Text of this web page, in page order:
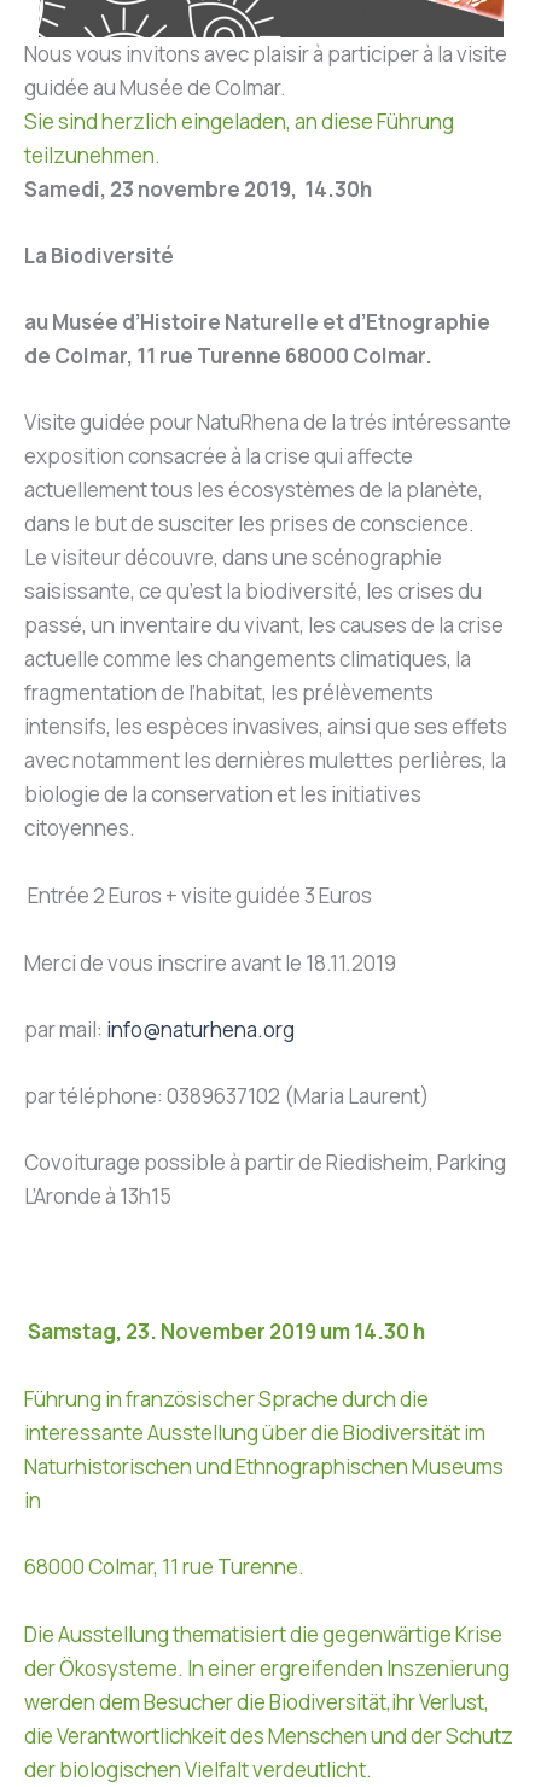
Nous vous invitons avec plaisir à participer à la visite
guidée au Musée de Colmar.
Sie sind herzlich eingeladen, an diese Führung
teilzunehmen.
Samedi, 23 novembre 2019, 14.30h
La Biodiversité
au Musée d’Histoire Naturelle et d’Etnographie
de Colmar, 11 rue Turenne 68000 Colmar.
Visite guidée pour NatuRhena de la trés intéressante
exposition consacrée à la crise qui affecte
actuellement tous les écosystèmes de la planète,
dans le but de susciter les prises de conscience.
Le visiteur découvre, dans une scénographie
saisissante, ce qu’est la biodiversité, les crises du
passé, un inventaire du vivant, les causes de la crise
actuelle comme les changements climatiques, la
fragmentation de l’habitat, les prélèvements
intensifs, les espèces invasives, ainsi que ses effets
avec notamment les dernières mulettes perlières, la
biologie de la conservation et les initiatives
citoyennes.
Entrée 2 Euros + visite guidée 3 Euros
Merci de vous inscrire avant le 18.11.2019
par mail: info@naturhena.org
par téléphone: 0389637102 (Maria Laurent)
Covoiturage possible à partir de Riedisheim, Parking
L’Aronde à 13h15
Samstag, 23. November 2019 um 14.30 h
Führung in französischer Sprache durch die
interessante Ausstellung über die Biodiversität im
Naturhistorischen und Ethnographischen Museums
in
68000 Colmar, 11 rue Turenne.
Die Ausstellung thematisiert die gegenwärtige Krise
der Ökosysteme. In einer ergreifenden Inszenierung
werden dem Besucher die Biodiversität,ihr Verlust,
die Verantwortlichkeit des Menschen und der Schutz
der biologischen Vielfalt verdeutlicht.